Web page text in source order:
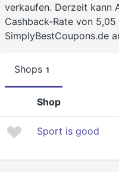
verkaufen. Derzeit kann
Cashback-Rate von
SimplyBestCoupons.de
Shops 1
Shop
Sport is good